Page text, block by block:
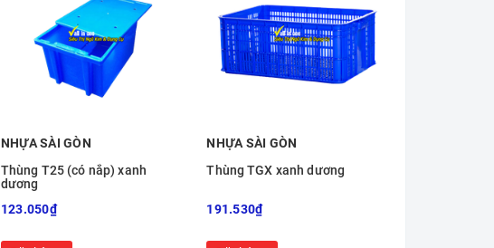
NHỰA SÀI GÒN
Thùng T25 (có nắp) xanh
dương
123.050₫
NHỰA SÀI GÒN
Thùng TGX xanh dương
191.530₫